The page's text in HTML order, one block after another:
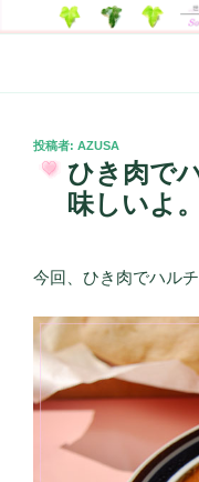
ン
ン
SO-GLAD
世界の料理のエッセイや
綴る、世界248か国を旅
投
稿
投稿者: AZUSA
ひき肉で
味しいよ。
今回、ひき肉でハル